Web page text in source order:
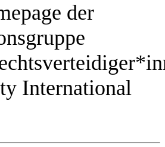
der
International